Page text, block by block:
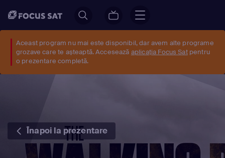
Aceast program nu mai este disponibil, dar avem alte programe
grozave care te așteaptă. Accesează aplicația Focus Satpentru
o prezentare completă.
Înapoi la prezentare